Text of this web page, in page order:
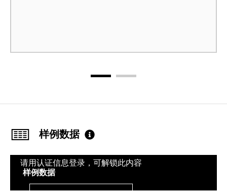
样例数据
样例数据
请用认证信息登录，可解锁此内容